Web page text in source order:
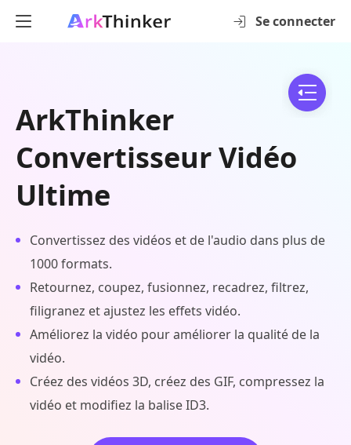
Se connecter
ArkThinker
Convertisseur Vidéo
Ultime
Convertissez des vidéos et de l'audio dans plus de
1000 formats.
Retournez, coupez, fusionnez, recadrez, filtrez,
filigranez et ajustez les effets vidéo.
Améliorez la vidéo pour améliorer la qualité de la
vidéo.
Créez des vidéos 3D, créez des GIF, compressez la
vidéo et modifiez la balise ID3.